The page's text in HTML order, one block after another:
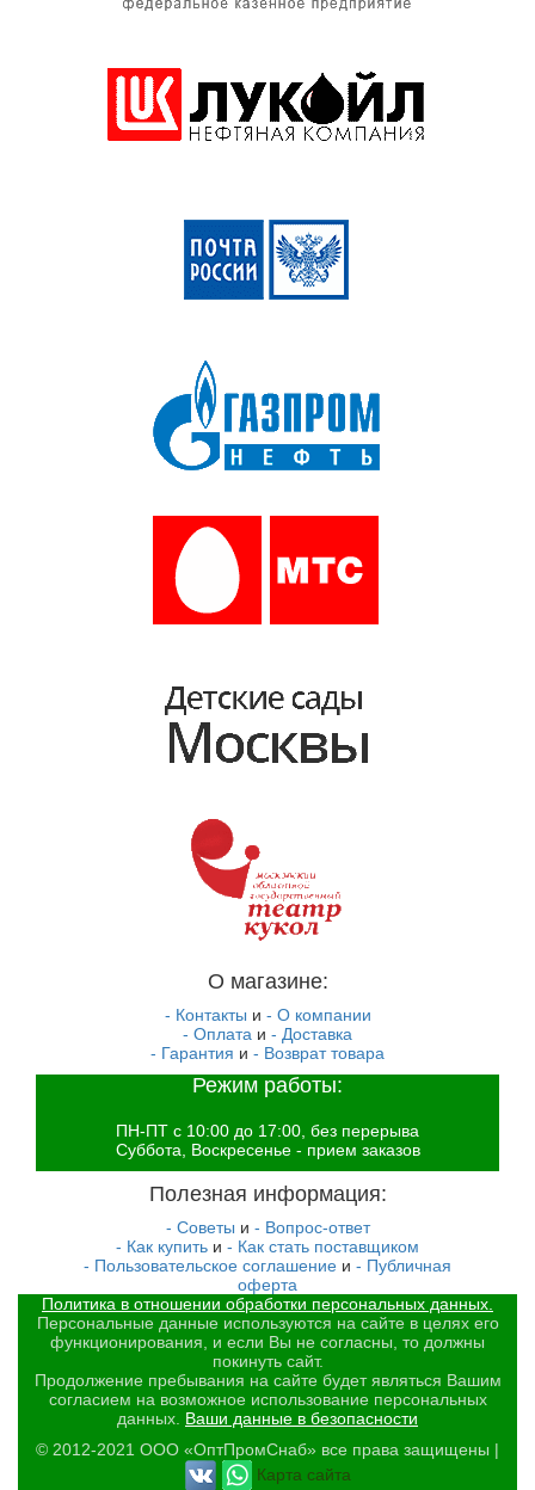
О магазине:
- Контакты и - О компании
- Оплата и - Доставка
- Гарантия и - Возврат товара
Режим работы:
ПН-ПТ с 10:00 до 17:00, без перерыва
Суббота, Воскресенье - прием заказов
Полезная информация:
- Советы и - Вопрос-ответ
- Как купить и - Как стать поставщиком
- Пользовательское соглашение и - Публичная
оферта
Политика в отношении обработки персональных данных.
Персональные данные используются на сайте в целях его
функционирования, и если Вы не согласны, то должны
покинуть сайт.
Продолжение пребывания на сайте будет являться Вашим
согласием на возможное использование персональных
данных. Ваши данные в безопасности
© 2012-2021 ООО «ОптПромСнаб» все права защищены |
Карта сайта